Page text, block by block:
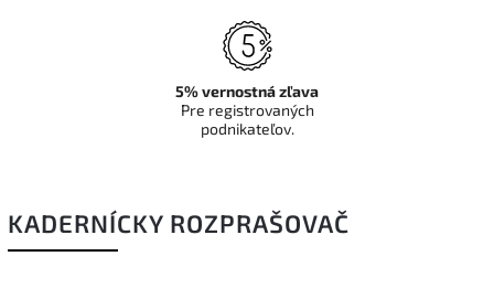
KADERNÍCKY ROZPRAŠOVAČ
5% vernostná zľava
Pre registrovaných
podnikateľov.